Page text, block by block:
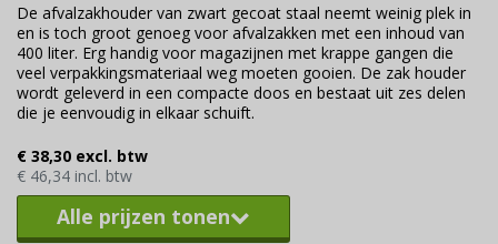
De afvalzakhouder van zwart gecoat staal neemt weinig plek in
en is toch groot genoeg voor afvalzakken met een inhoud van
400 liter. Erg handig voor magazijnen met krappe gangen die
veel verpakkingsmateriaal weg moeten gooien. De zak houder
wordt geleverd in een compacte doos en bestaat uit zes delen
die je eenvoudig in elkaar schuift.
€ 38,30 excl. btw
€ 46,34 incl. btw
Alle prijzen tonen